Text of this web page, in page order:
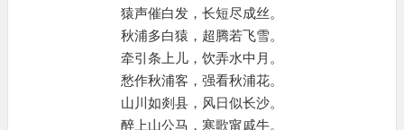
猿声催白发， 长短尽成丝。
秋浦多白猿， 超腾若飞雪。
牵引条上儿， 饮弄水中月。
愁作秋浦客， 强看秋浦花。
山川如剡县， 风日似长沙。
醉上山公马， 寒歌甯戚牛。